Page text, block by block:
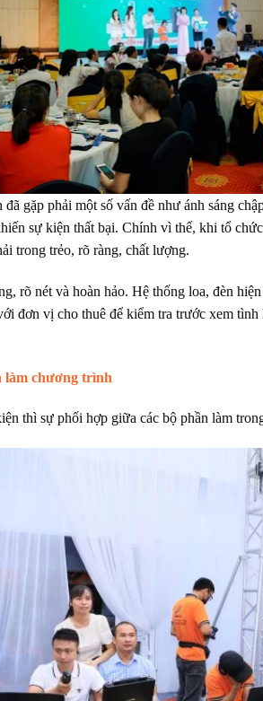
gặp phải một số vấn đề như ánh sáng
sự kiện thất bại. Chính vì thế, khi tổ
trong trẻo, rõ ràng, chất lượng.
rõ nét và hoàn hảo. Hệ thống loa, đèn
đơn vị cho thuê để kiểm tra trước xem
làm chương trình
thì sự phối hợp giữa các bộ phần làm